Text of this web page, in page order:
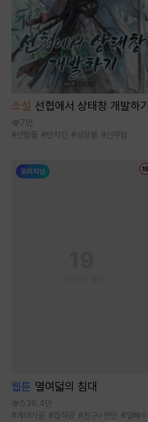
소설 선협에서 상태창 개발하기
7만
#선협물 #먼치킨 #성장물 #신무협
웹툰 열여덟의 침대
536.4만
# 개아가공 #집착공 #친구>연인 #얼빠수